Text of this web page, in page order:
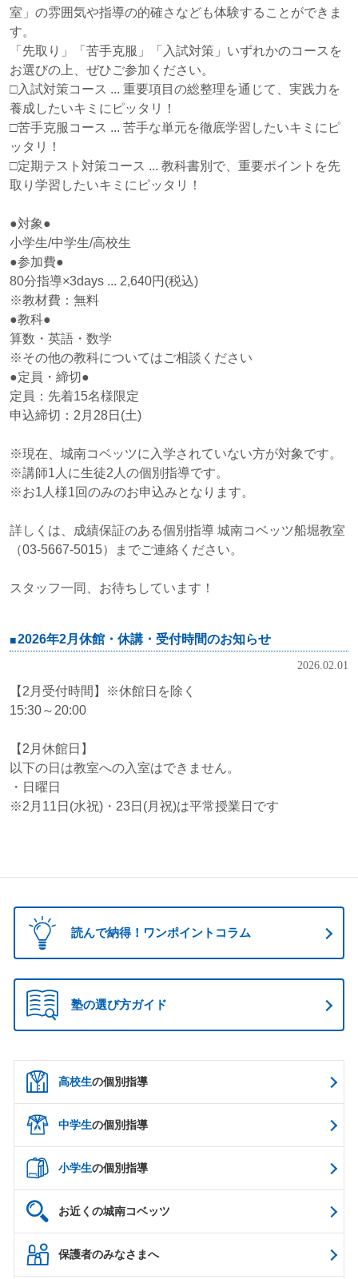
室」の雰囲気や指導の的確さなども体験することができま
す。
「先取り」「苦手克服」「入試対策」いずれかのコースを
お選びの上、ぜひご参加ください。
□入試対策コース ... 重要項目の総整理を通じて、実践力を
養成したいキミにピッタリ！
□苦手克服コース ... 苦手な単元を徹底学習したいキミにピ
ッタリ！
□定期テスト対策コース ... 教科書別で、重要ポイントを先
取り学習したいキミにピッタリ！
●対象●
小学生/中学生/高校生
●参加費●
80分指導×3days ... 2,640円(税込)
※教材費：無料
●教科●
算数・英語・数学
※その他の教科についてはご相談ください
●定員・締切●
定員：先着15名様限定
申込締切：2月28日(土)
※現在、城南コベッツに入学されていない方が対象です。
※講師1人に生徒2人の個別指導です。
※お1人様1回のみのお申込みとなります。
詳しくは、成績保証のある個別指導 城南コベッツ船堀教室
（03-5667-5015）までご連絡ください。
スタッフ一同、お待ちしています！
2026年2月休館・休講・受付時間のお知らせ
2026.02.01
【2月受付時間】※休館日を除く
15:30～20:00
【2月休館日】
以下の日は教室への入室はできません。
・日曜日
※2月11日(水祝)・23日(月祝)は平常授業日です
読んで納得！ワンポイントコラム
塾の選び方ガイド
高校生の個別指導
中学生の個別指導
小学生の個別指導
お近くの城南コベッツ
保護者のみなさまへ